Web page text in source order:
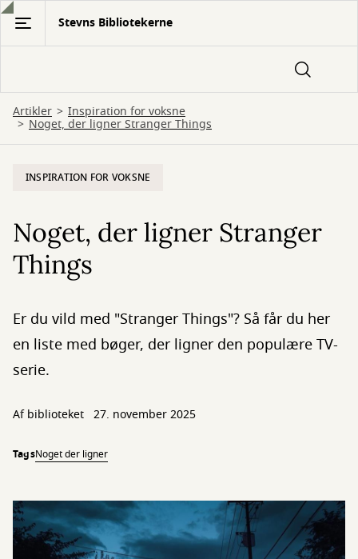
Gå
hovedindhold
Stevns Bibliotekerne
Artikler Inspiration for voksne
Noget, der ligner Stranger Things
INSPIRATION FOR VOKSNE
Noget, der ligner Stranger
Things
Er du vild med "Stranger Things"? Så får du her
en liste med bøger, der ligner den populære TV-
serie.
Af biblioteket 27. november 2025
TagsNoget der ligner